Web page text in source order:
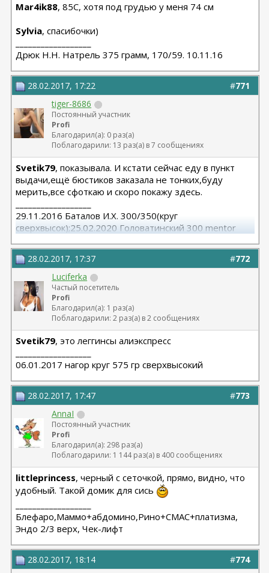
Mar4ik88, 85С, хотя под грудью у меня 74 см
Sylvia, спасибочки)
Дрюк Н.Н. Натрель 375 грамм, 170/59. 10.11.16
#771
28.02.2017, 17:22
tiger-8686
Постоянный участник
Profi
Благодарил(а): 0 раз(а)
Поблагодарили: 13 раз(а) в 7 сообщениях
Svetik79, показывала. И кстати сейчас еду в пункт
выдачи,ещё бюстиков заказала не тонких,буду
мерить,все сфоткаю и скоро покажу здесь.
29.11.2016 Баталов И.Х. 300/350(круг
сверхвысок);25.02.2020 Головатинский 300 mentor
#772
28.02.2017, 17:37
Luciferka
Частый посетитель
Profi
Благодарил(а): 1 раз(а)
Поблагодарили: 2 раз(а) в 2 сообщениях
Svetik79, это леггинсы алиэкспресс
06.01.2017 нагор круг 575 гр сверхвысокий
#773
28.02.2017, 17:47
AnnaI
Постоянный участник
Profi
Благодарил(а): 298 раз(а)
Поблагодарили: 1 144 раз(а) в 400 сообщениях
littleprincess, черный с сеточкой, прямо, видно, что
удобный. Такой домик для сись
Блефаро,Маммо+абдомино,Рино+СМАС+платизма,
Эндо 2/3 верх, Чек-лифт
#774
28.02.2017, 18:14